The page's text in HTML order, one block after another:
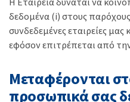
δεδομένα (i) στους
συνδεδεμένες εταιρείες μας
εφόσον επιτρέπεται από
Μεταφέρονται
προσωπικά σας